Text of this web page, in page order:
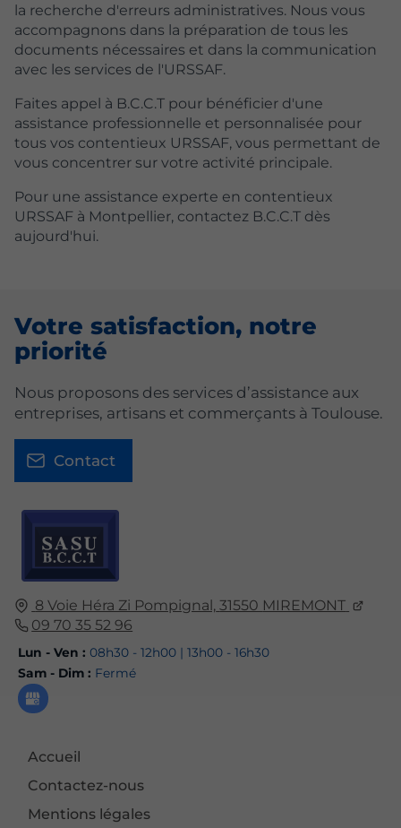
la recherche d'erreurs administratives. Nous vous
accompagnons dans la préparation de tous les
documents nécessaires et dans la communication
avec les services de l'URSSAF.
Faites appel à B.C.C.T pour bénéficier d'une
assistance professionnelle et personnalisée pour
tous vos contentieux URSSAF, vous permettant de
vous concentrer sur votre activité principale.
Pour une assistance experte en contentieux
URSSAF à Montpellier, contactez B.C.C.T dès
aujourd'hui.
8 Voie Héra Zi Pompignal, 31550 MIREMONT
09 70 35 52 96
Lun - Ven : 08h30 - 12h00 | 13h00 - 16h30
Sam - Dim : Fermé
Accueil
Contactez-nous
Mentions légales
Votre satisfaction, notre
priorité
Nous proposons des services d’assistance aux
entreprises, artisans et commerçants à Toulouse.
Contact